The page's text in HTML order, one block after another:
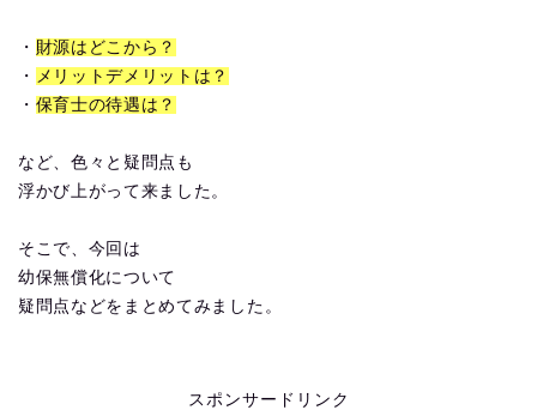
・ 財源はどこから？
・ メリットデメリットは？
・ 保育士の待遇は？
など、色々と疑問点も
浮かび上がって来ました。
そこで、今回は
幼保無償化について
疑問点などをまとめてみました。
スポンサードリンク